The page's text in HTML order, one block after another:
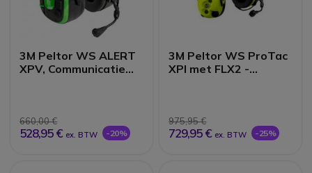
3M Peltor WS ALERT
XPV, Communicatie
660,00 €
528,95 € ex. BTW -20%
3M Peltor WS ProTac
XPI met FLX2 -
975,95 €
729,95 € ex. BTW -25%